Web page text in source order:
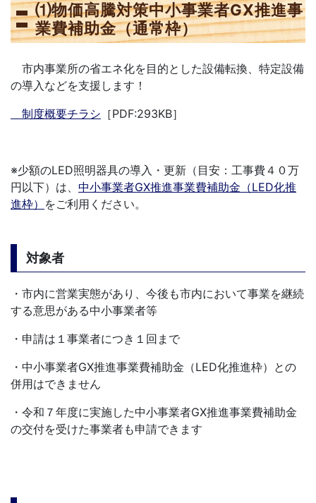
⑴物価高騰対策中小事業者GX推進事
業費補助金（通常枠）
市内事業所の省エネ化を目的とした設備転換、特定設備
の導入などを支援します！
制度概要チラシ ［PDF:293KB］
※少額のLED照明器具の導入・更新（目安：工事費４０万
円以下）は、 中小事業者GX推進事業費補助金（LED化推
進枠） をご利用ください。
対象者
・市内に営業実態があり、今後も市内において事業を継続
する意思がある中小事業者等
・申請は１事業者につき１回まで
・中小事業者GX推進事業費補助金（LED化推進枠）との
併用はできません
・令和７年度に実施した中小事業者GX推進事業費補助金
の交付を受けた事業者も申請できます